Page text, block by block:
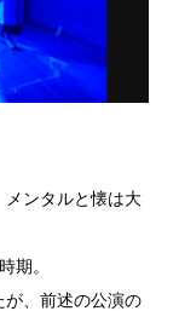
ンタルと懐は大
期。
が、前述の公演の